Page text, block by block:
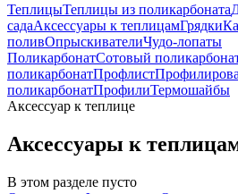
ТеплицыТеплицы из поликарбоната
садаАксессуары к теплицамГрядки
поливОпрыскивателиЧудо-лопаты
ПоликарбонатСотовый
поликарбонатПрофлист
поликарбонатПрофилиТермошайбы
Аксессуар к теплице
Аксессуары к
В этом разделе пусто